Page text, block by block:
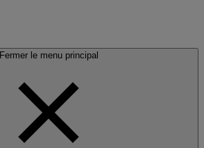
Fermer le menu principal